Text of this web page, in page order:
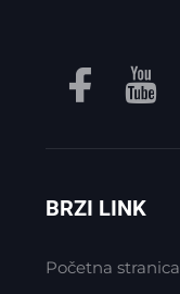
BRZI LINK
Početna stranica